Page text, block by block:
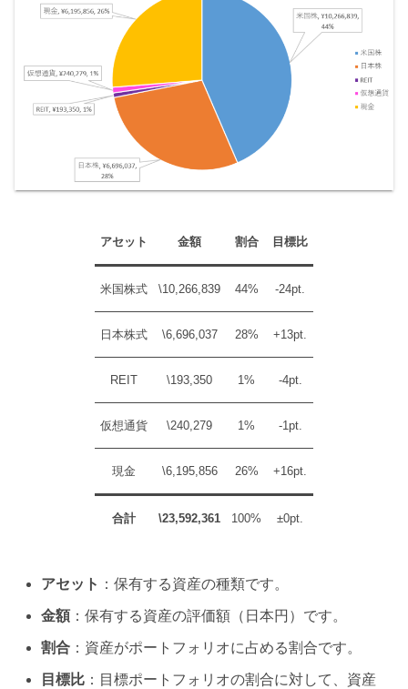
アセット 金額 割合 目標比
米国株式 \10,266,839 44% -24pt.
日本株式 \6,696,037 28% +13pt.
REIT \193,350 1% -4pt.
仮想通貨 \240,279 1% -1pt.
現金 \6,195,856 26% +16pt.
合計 \23,592,361 100% ±0pt.
アセット ：保有する資産の種類です。
金額：保有する資産の評価額（日本円）です。
割合 ：資産がポートフォリオに占める割合です。
目標比 ：目標ポートフォリオの割合に対して、資産